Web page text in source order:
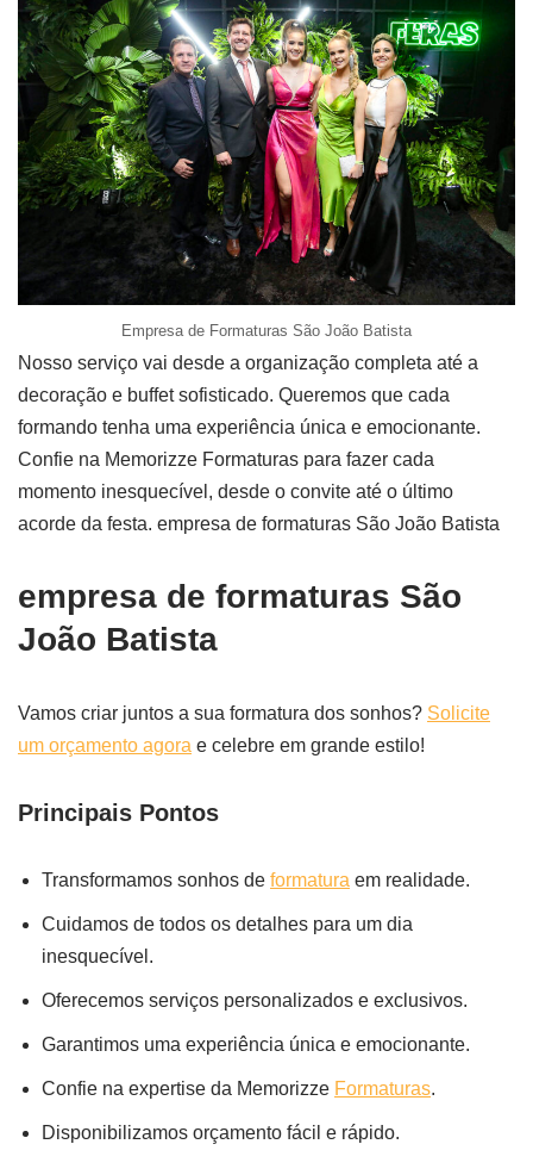
Empresa de Formaturas São João Batista
Nosso serviço vai desde a organização completa até a
decoração e buffet sofisticado. Queremos que cada
formando tenha uma experiência única e emocionante.
Confie na Memorizze Formaturas para fazer cada
momento inesquecível, desde o convite até o último
acorde da festa. empresa de formaturas São João Batista
empresa de formaturas São
João Batista
Vamos criar juntos a sua formatura dos sonhos? Solicite
um orçamento agora e celebre em grande estilo!
Principais Pontos
Transformamos sonhos de formatura em realidade.
Cuidamos de todos os detalhes para um dia
inesquecível.
Oferecemos serviços personalizados e exclusivos.
Garantimos uma experiência única e emocionante.
Confie na expertise da Memorizze Formaturas.
Disponibilizamos orçamento fácil e rápido.